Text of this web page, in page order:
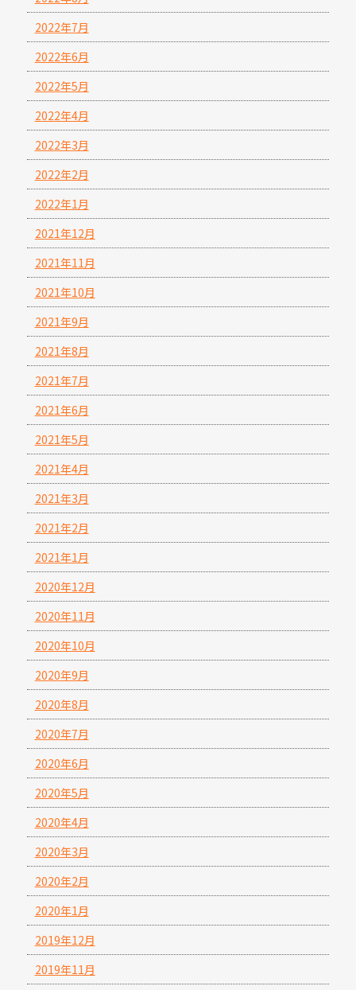
2022年7月
2022年6月
2022年5月
2022年4月
2022年3月
2022年2月
2022年1月
2021年12月
2021年11月
2021年10月
2021年9月
2021年8月
2021年7月
2021年6月
2021年5月
2021年4月
2021年3月
2021年2月
2021年1月
2020年12月
2020年11月
2020年10月
2020年9月
2020年8月
2020年7月
2020年6月
2020年5月
2020年4月
2020年3月
2020年2月
2020年1月
2019年12月
2019年11月